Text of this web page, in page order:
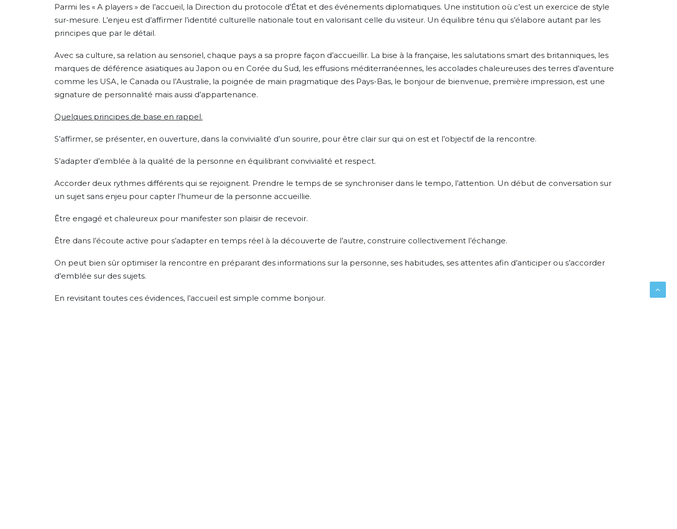
Parmi les « A players » de l’accueil, la Direction du protocole d’État et des événements diplomatiques. Une institution où c’est un exercice de style
sur-mesure. L’enjeu est d’affirmer l’identité culturelle nationale tout en valorisant celle du visiteur. Un équilibre ténu qui s’élabore autant par les
principes que par le détail.
Avec sa culture, sa relation au sensoriel, chaque pays a sa propre façon d’accueillir. La bise à la française, les salutations smart des britanniques, les
marques de déférence asiatiques au Japon ou en Corée du Sud, les effusions méditerranéennes, les accolades chaleureuses des terres d’aventure
comme les USA, le Canada ou l’Australie, la poignée de main pragmatique des Pays-Bas, le bonjour de bienvenue, première impression, est une
signature de personnalité mais aussi d’appartenance.
Quelques principes de base en rappel.
S’affirmer, se présenter, en ouverture, dans la convivialité d’un sourire, pour être clair sur qui on est et l’objectif de la rencontre.
S’adapter d’emblée à la qualité de la personne en équilibrant convivialité et respect.
Accorder deux rythmes différents qui se rejoignent. Prendre le temps de se synchroniser dans le tempo, l’attention. Un début de conversation sur
un sujet sans enjeu pour capter l’humeur de la personne accueillie.
Être engagé et chaleureux pour manifester son plaisir de recevoir.
Être dans l’écoute active pour s’adapter en temps réel à la découverte de l’autre, construire collectivement l’échange.
On peut bien sûr optimiser la rencontre en préparant des informations sur la personne, ses habitudes, ses attentes afin d’anticiper ou s’accorder
d’emblée sur des sujets.
En revisitant toutes ces évidences, l’accueil est simple comme bonjour.